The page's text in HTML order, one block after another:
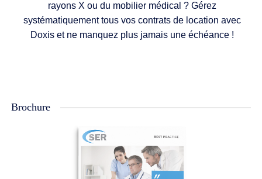
rayons X ou du mobilier médical ? Gérez
systématiquement tous vos contrats de location avec
Doxis et ne manquez plus jamais une échéance !
Brochure